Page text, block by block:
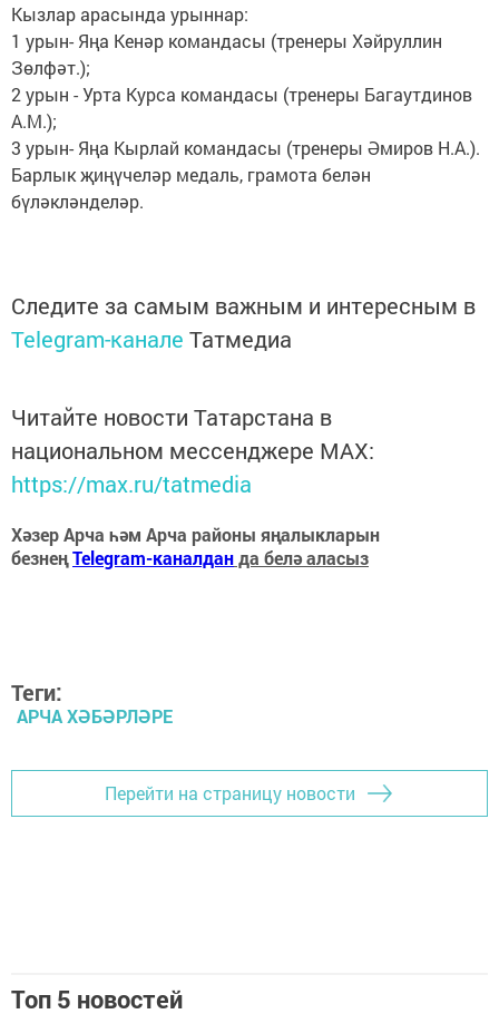
Кызлар арасында урыннар:
1 урын- Яңа Кенәр командасы (тренеры Хәйруллин
Зөлфәт.);
2 урын - Урта Курса командасы (тренеры Багаутдинов
А.М.);
3 урын- Яңа Кырлай командасы (тренеры Әмиров Н.А.).
Барлык җиңүчеләр медаль, грамота белән
бүләкләнделәр.
Следите за самым важным и интересным в
Telegram-канале Татмедиа
Читайте новости Татарстана в
национальном мессенджере MАХ:
https://max.ru/tatmedia
Хәзер Арча һәм Арча районы яңалыкларын
безнеңTelegram-каналданда белә аласыз
Теги:
АРЧА ХӘБӘРЛӘРЕ
Перейти на страницу новости
Топ 5 новостей